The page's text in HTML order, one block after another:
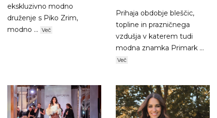
ekskluzivno modno
druženje s Piko Zrim,
modno ... Več
Prihaja obdobje bleščic,
topline in prazničnega
vzdušja v katerem tudi
modna znamka Primark ...
Več